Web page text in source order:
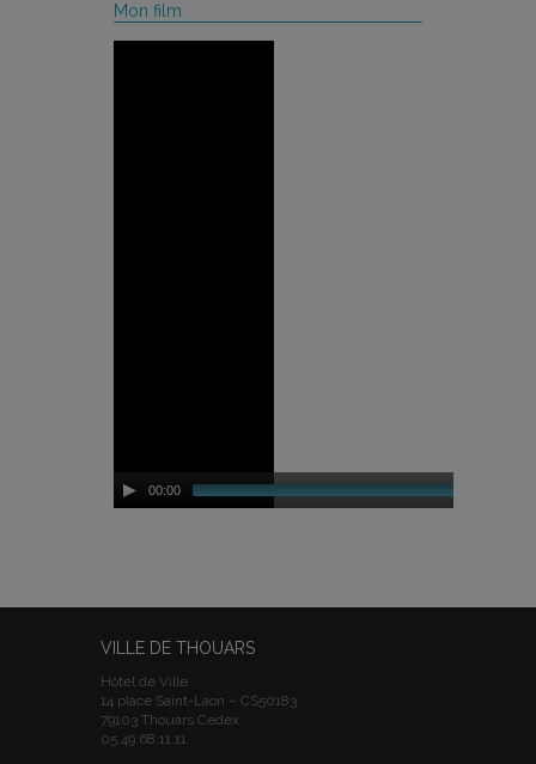
Mon film
00:00
VILLE DE THOUARS
Hôtel de Ville
14 place Saint-Laon – CS50183
79103 Thouars Cedex
05.49.68.11.11